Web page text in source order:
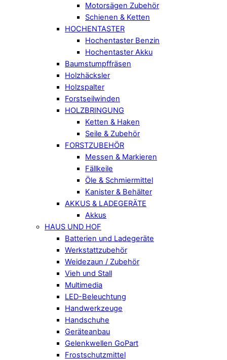
Motorsägen Zubehör
Schienen & Ketten
HOCHENTASTER
Hochentaster Benzin
Hochentaster Akku
Baumstumpffräsen
Holzhäcksler
Holzspalter
Forstseilwinden
HOLZBRINGUNG
Ketten & Haken
Seile & Zubehör
FORSTZUBEHÖR
Messen & Markieren
Fällkeile
Öle & Schmiermittel
Kanister & Behälter
AKKUS & LADEGERÄTE
Akkus
HAUS UND HOF
Batterien und Ladegeräte
Werkstattzubehör
Weidezaun / Zubehör
Vieh und Stall
Multimedia
LED-Beleuchtung
Handwerkzeuge
Handschuhe
Geräteanbau
Gelenkwellen GoPart
Frostschutzmittel